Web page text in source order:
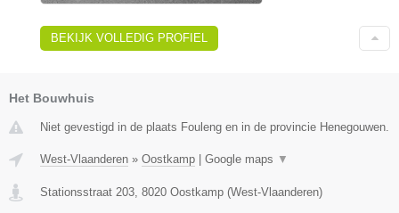
BEKIJK VOLLEDIG PROFIEL
Het Bouwhuis
Niet gevestigd in de plaats Fouleng en in de provincie Henegouwen.
West-Vlaanderen » Oostkamp Google maps ▼
Stationsstraat 203 8020 Oostkamp (West-Vlaanderen)